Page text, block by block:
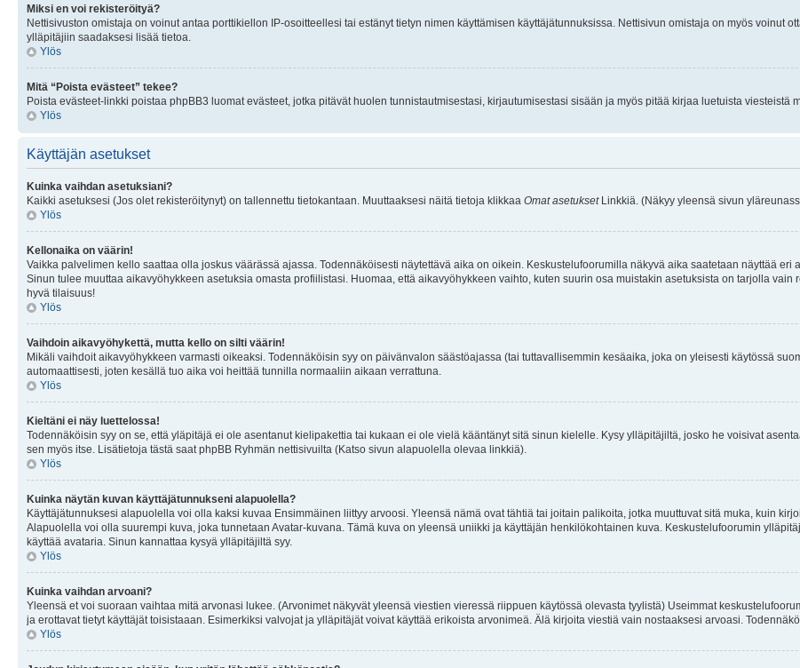
Miksi en voi rekisteröityä?
Nettisivuston omistaja on voinut antaa porttikiellon IP-osoitteellesi tai estänyt tietyn nimen käyttämisen käyttäjätunnuksissa. Nettisivun omistaja on myös voinut
ylläpitäjiin saadaksesi lisää tietoa.
Ylös
Mitä “Poista evästeet” tekee?
Poista evästeet-linkki poistaa phpBB3 luomat evästeet, jotka pitävät huolen tunnistautmisestasi, kirjautumisestasi sisään ja myös pitää kirjaa luetuista viesteistä
Ylös
Käyttäjän asetukset
Kuinka vaihdan asetuksiani?
Kaikki asetuksesi (Jos olet rekisteröitynyt) on tallennettu tietokantaan. Muuttaaksesi näitä tietoja klikkaa Omat asetuksetLinkkiä. (Näkyy yleensä sivun
Ylös
Kellonaika on väärin!
Vaikka palvelimen kello saattaa olla joskus väärässä ajassa. Todennäköisesti näytettävä aika on oikein. Keskustelufoorumilla näkyvä aika saatetaan näyttää eri
Sinun tulee muuttaa aikavyöhykkeen asetuksia omasta profiilistasi. Huomaa, että aikavyöhykkeen vaihto, kuten suurin osa muistakin asetuksista on tarjolla
hyvä tilaisuus!
Ylös
Vaihdoin aikavyöhykettä, mutta kello on silti väärin!
Mikäli vaihdoit aikavyöhykkeen varmasti oikeaksi. Todennäköisin syy on päivänvalon säästöajassa (tai tuttavallisemmin kesäaika, joka on yleisesti käytössä
automaattisesti, joten kesällä tuo aika voi heittää tunnilla normaaliin aikaan verrattuna.
Ylös
Kieltäni ei näy luettelossa!
Todennäköisin syy on se, että yläpitäjä ei ole asentanut kielipakettia tai kukaan ei ole vielä kääntänyt sitä sinun kielelle. Kysy ylläpitäjiltä, josko he voisivat
sen myös itse. Lisätietoja tästä saat phpBB Ryhmän nettisivuilta (Katso sivun alapuolella olevaa linkkiä).
Ylös
Kuinka näytän kuvan käyttäjätunnukseni alapuolella?
Käyttäjätunnuksesi alapuolella voi olla kaksi kuvaa Ensimmäinen liittyy arvoosi. Yleensä nämä ovat tähtiä tai joitain palikoita, jotka muuttuvat sitä muka, kuin
Alapuolella voi olla suurempi kuva, joka tunnetaan Avatar-kuvana. Tämä kuva on yleensä uniikki ja käyttäjän henkilökohtainen kuva. Keskustelufoorumin
käyttää avataria. Sinun kannattaa kysyä ylläpitäjiltä syy.
Ylös
Kuinka vaihdan arvoani?
Yleensä et voi suoraan vaihtaa mitä arvonasi lukee. (Arvonimet näkyvät yleensä viestien vieressä riippuen käytössä olevasta tyylistä) Useimmat
ja erottavat tietyt käyttäjät toisistaaan. Esimerkiksi valvojat ja ylläpitäjät voivat käyttää erikoista arvonimeä. Älä kirjoita viestiä vain nostaaksesi arvoasi.
Ylös